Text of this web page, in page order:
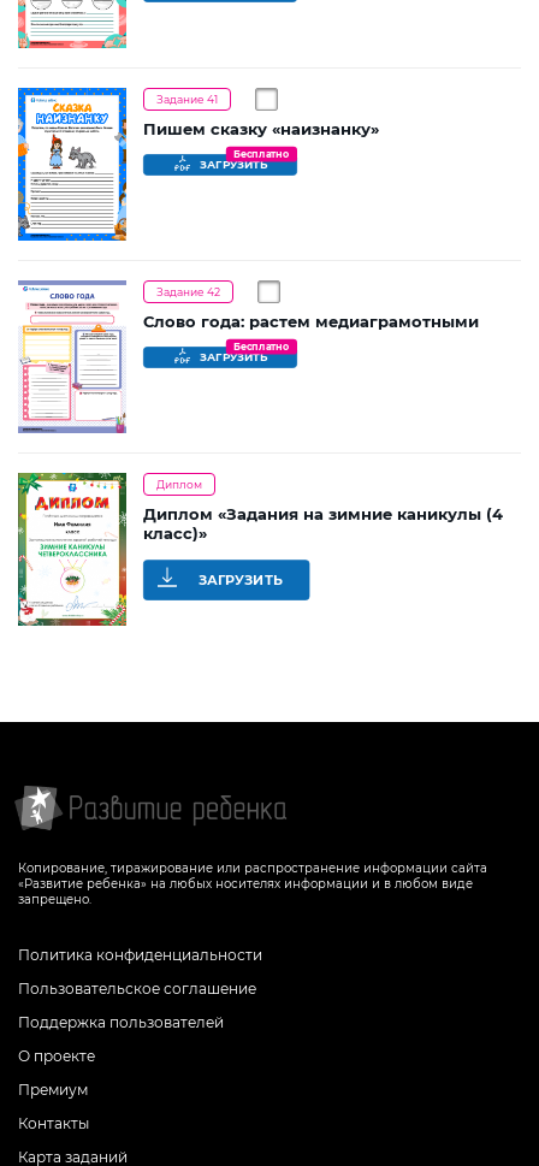
Задание 41
Пишем сказку «наизнанку»
ЗАГРУЗИТЬ
Бесплатно
Задание 42
Слово года: растем медиаграмотными
ЗАГРУЗИТЬ
Бесплатно
Диплом
Диплом «Задания на зимние каникулы (4
класс)»
ЗАГРУЗИТЬ
Копирование, тиражирование или распространение информации сайта
«Развитие ребенка» на любых носителях информации и в любом виде
запрещено.
Политика конфиденциальности
Пользовательское соглашение
Поддержка пользователей
О проекте
Премиум
Контакты
Карта заданий